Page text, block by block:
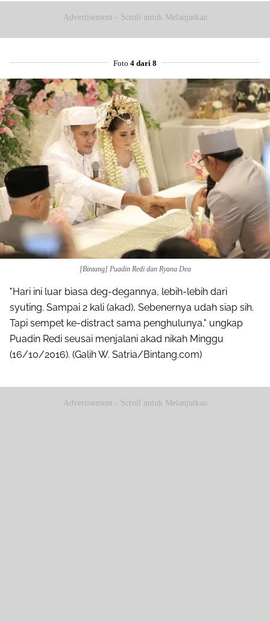
Advertisement - Scroll untuk Melanjutkan
Foto 4 dari 8
[Bintang] Puadin Redi dan Ryana Dea
"Hari ini luar biasa deg-degannya, lebih-lebih dari
syuting. Sampai 2 kali (akad), Sebenernya udah siap sih.
Tapi sempet ke-distract sama penghulunya," ungkap
Puadin Redi seusai menjalani akad nikah Minggu
(16/10/2016). (Galih W. Satria/Bintang.com)
Advertisement - Scroll untuk Melanjutkan